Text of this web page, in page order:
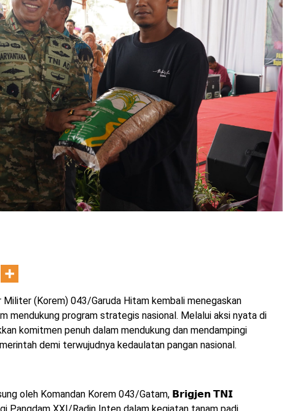
(Korem) 043/Garuda Hitam kembali menegaskan
mendukung program strategis nasional. Melalui aksi nyata di
komitmen penuh dalam mendukung dan mendampingi
demi terwujudnya kedaulatan pangan nasional.
oleh Komandan Korem 043/Gatam, 𝗕𝗿𝗶𝗴𝗷𝗲𝗻 𝗧𝗡𝗜